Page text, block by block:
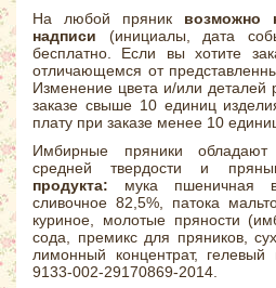
На любой пряник возможно
надписи (инициалы, дата
бесплатно. Если вы хотите
отличающемся от
Изменение цвета и/или деталей
заказе свыше 10 единиц
плату при заказе менее 10
Имбирные пряники обладают
средней твердости и
продукта: мука пшеничная
сливочное 82,5%, патока
куриное, молотые пряности
сода, премикс для пряников,
лимонный концентрат,
9133-002-29170869-2014.